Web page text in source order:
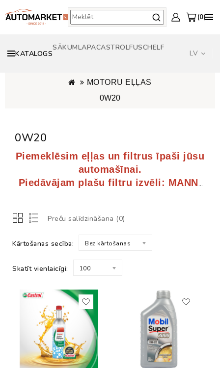
0
KATALOGS
SĀKUMLAPACASTROLFUSCHELF
LV
MOTORU EĻĻAS
0W20
0W20
Piemeklēsim eļļas un filtrus īpaši jūsu
automašīnai.
Piedāvājam plašu filtru izvēli: MANN,
Preču salīdzināšana (0)
Kārtošanas secība: Bez kārtošanas
Skatīt vienlaicīgi: 100